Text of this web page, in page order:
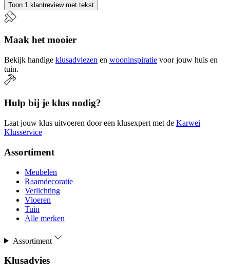
Toon 1 klantreview met tekst
Maak het mooier
Bekijk handige klusadviezen en wooninspiratie voor jouw huis en
tuin.
Hulp bij je klus nodig?
Laat jouw klus uitvoeren door een klusexpert met de Karwei
Klusservice
Assortiment
Meubelen
Raamdecoratie
Verlichting
Vloeren
Tuin
Alle merken
Assortiment
Klusadvies